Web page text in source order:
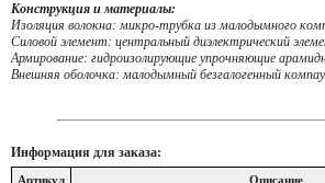
Конструкция и материалы:
Изоляция волокна: микро-трубка из малодымного
Силовой элемент: центральный диэлектрический
Армирование: гидроизолирующие упрочняющие
Внешняя оболочка: малодымный безгалогенный
Информация для заказа:
Артикул Описание